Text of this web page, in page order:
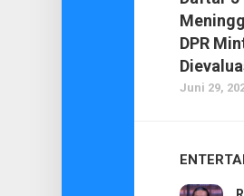
DPR
Juni 29,